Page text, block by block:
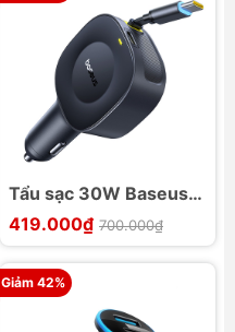
Tẩu sạc 30W Baseus
PrimeTrip VR2
419.000₫ 700.000₫
Giảm 42%